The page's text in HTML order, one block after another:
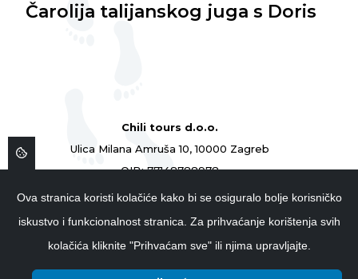
Čarolija talijanskog juga s Doris
Chili tours d.o.o.
Ulica Milana Amruša 10, 10000 Zagreb
OIB: 77148788978
ID: 77148788978
Ova stranica koristi kolačiće kako bi se osiguralo bolje korisničko
iskustvo i funkcionalnost stranica. Za prihvaćanje korištenja svih
kolačića kliknite "Prihvaćam sve" ili njima upravljajte.